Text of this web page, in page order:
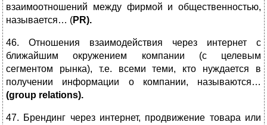
взаимоотношений между фирмой и общественностью,
называется… (PR).
46. Отношения взаимодействия через интернет с
ближайшим окружением компании (с целевым
сегментом рынка), т.е. всеми теми, кто нуждается в
получении информации о компании, называются…
(group relations).
47. Брендинг через интернет, продвижение товара или